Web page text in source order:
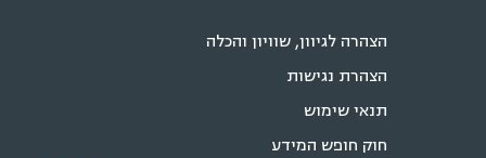
הצהרה לגיוון, שוויון והכלה
הצהרת נגישות
תנאי שימוש
חוק חופש המידע